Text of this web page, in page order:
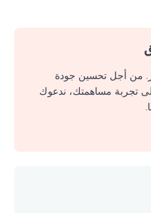
من أجل تحسين جودة
إلى تجربة مساهمتك، ندعوك